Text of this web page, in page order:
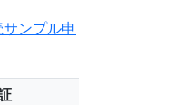
ンプル申